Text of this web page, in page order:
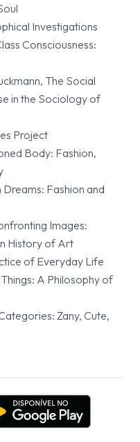
Investigations
Consciousness:
The Social
in the Sociology of
Project
Body: Fashion,
Fashion and
Images:
History of Art
of Everyday Life
A Philosophy of
Zany, Cute,